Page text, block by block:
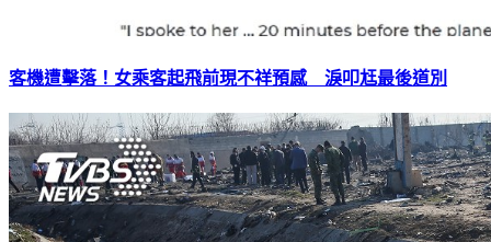
客機遭擊落！女乘客起飛前現不祥預感 淚叩尪最後道別